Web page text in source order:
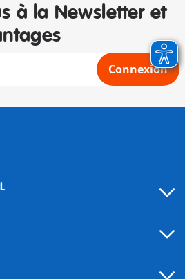
à la Newsletter et
Connexion